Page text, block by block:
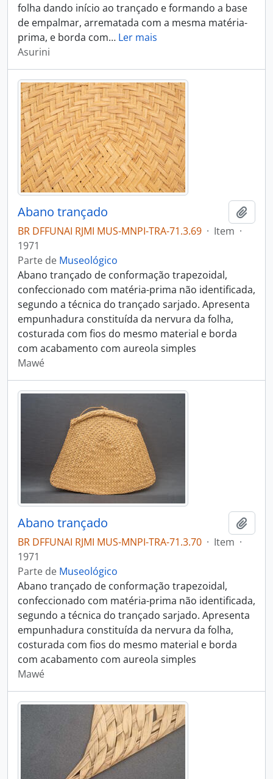
folha dando início ao trançado e formando a base
de empalmar, arrematada com a mesma matéria-
prima, e borda com… Ler mais
Asurini
Abano trançado
BR DFFUNAI RJMI MUS-MNPI-TRA-71.3.69 · Item ·
1971
Parte de Museológico
Abano trançado de conformação trapezoidal,
confeccionado com matéria-prima não identificada,
segundo a técnica do trançado sarjado. Apresenta
empunhadura constituída da nervura da folha,
costurada com fios do mesmo material e borda
com acabamento com aureola simples
Mawé
Abano trançado
BR DFFUNAI RJMI MUS-MNPI-TRA-71.3.70 · Item ·
1971
Parte de Museológico
Abano trançado de conformação trapezoidal,
confeccionado com matéria-prima não identificada,
segundo a técnica do trançado sarjado. Apresenta
empunhadura constituída da nervura da folha,
costurada com fios do mesmo material e borda
com acabamento com aureola simples
Mawé